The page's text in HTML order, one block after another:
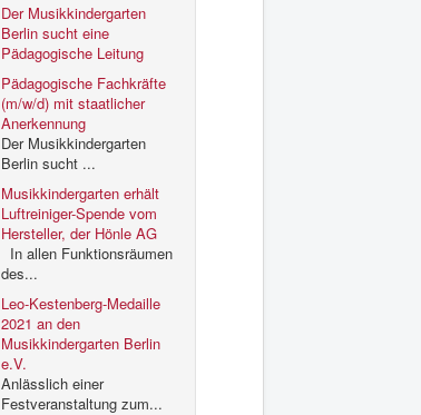
Der Musikkindergarten
Berlin sucht eine
Pädagogische Leitung
Pädagogische Fachkräfte
(m/w/d) mit staatlicher
Anerkennung
Der Musikkindergarten
Berlin sucht ...
Musikkindergarten erhält
Luftreiniger-Spende vom
Hersteller, der Hönle AG
In allen Funktionsräumen
des...
Leo-Kestenberg-Medaille
2021 an den
Musikkindergarten Berlin
e.V.
Anlässlich einer
Festveranstaltung zum...